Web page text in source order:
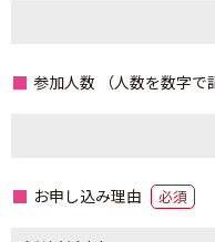
参加人数 （人数を数字で
お申し込み理由 必須